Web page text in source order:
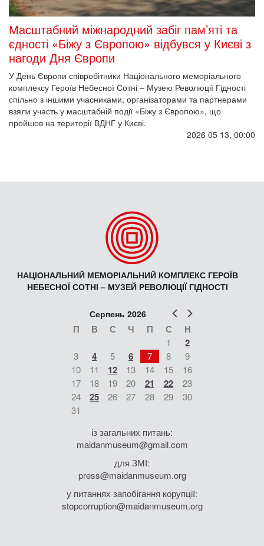
Масштабний міжнародний забіг пам’яті та
єдності «Біжу з Європою» відбувся у Києві з
нагоди Дня Європи
У День Європи співробітники Національного меморіального
комплексу Героїв Небесної Сотні – Музею Революції Гідності
спільно з іншими учасниками, організаторами та партнерами
взяли участь у масштабній події «Біжу з Європою», що
пройшов на території ВДНГ у Києві.
2026 05 13, 00:00
НАЦІОНАЛЬНИЙ МЕМОРІАЛЬНИЙ КОМПЛЕКС ГЕРОЇВ
НЕБЕСНОЇ СОТНІ – МУЗЕЙ РЕВОЛЮЦІЇ ГІДНОСТІ
Попер
Серпень 2026
П В С Ч П С Н
1 2
3 4 5 6 7 8
9
10
11 12 13 14 15
16
17
18 19 20 21 22
23
24
25 26 27 28 29
30
31
із загальних питань:
maidanmuseum@gmail.com
для ЗМІ:
press@maidanmuseum.org
у питаннях запобігання корупції:
stopcorruption@maidanmuseum.org